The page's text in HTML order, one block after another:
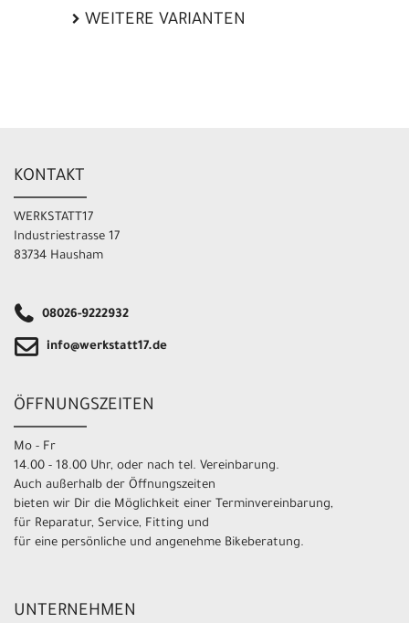
WEITERE VARIANTEN
KONTAKT
WERKSTATT17
Industriestrasse 17
83734 Hausham
08026-9222932
info@werkstatt17.de
ÖFFNUNGSZEITEN
Mo - Fr
14.00 - 18.00 Uhr, oder nach tel. Vereinbarung.
Auch außerhalb der Öffnungszeiten
bieten wir Dir die Möglichkeit einer Terminvereinbarung,
für Reparatur, Service, Fitting und
für eine persönliche und angenehme Bikeberatung.
UNTERNEHMEN